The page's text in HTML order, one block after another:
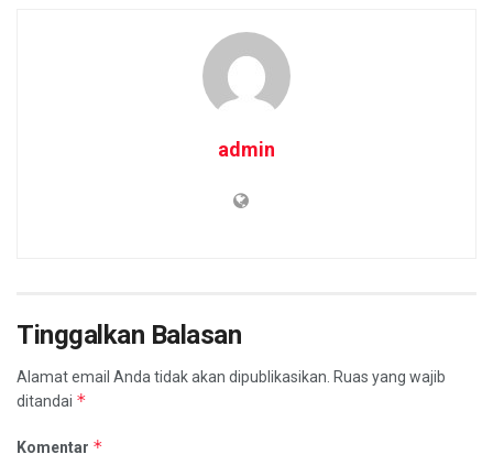
admin
Tinggalkan Balasan
Alamat email Anda tidak akan dipublikasikan. Ruas yang wajib
ditandai *
Komentar *